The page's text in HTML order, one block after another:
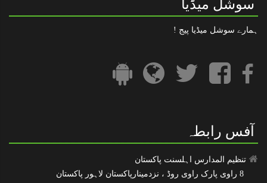
سوشل میڈیا
ہمارے سوشل میڈیا پیج !
آفس رابطہ
تنظیم المدارس اہلسنت پاکستان
8 راوی پارک راوی روڈ ، نزدمینارپاکستان لاہور پاکستان